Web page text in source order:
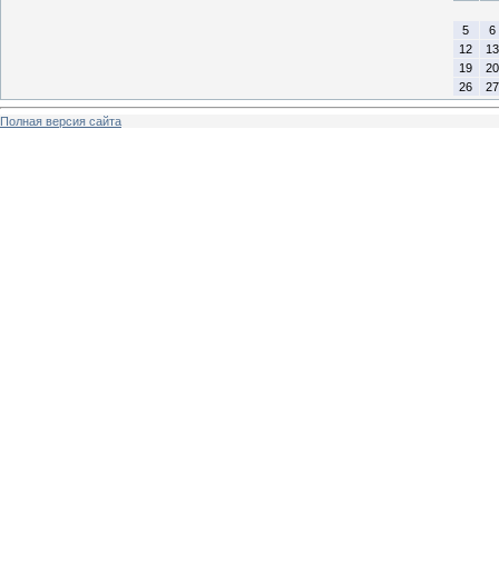
5
6
12
13
19
20
26
27
Полная версия сайта